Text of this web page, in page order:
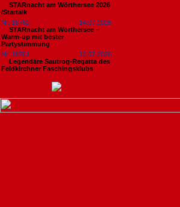
STARnacht am Wörthersee 2026
/Startalk
Nr. 18762
14.07.2026
STARnacht am Wörthersee –
Warm-up mit bester
Partystimmung
Nr. 18761
13.07.2026
Legendäre Sautrog-Regatta des
Feldkirchner Faschingsklubs